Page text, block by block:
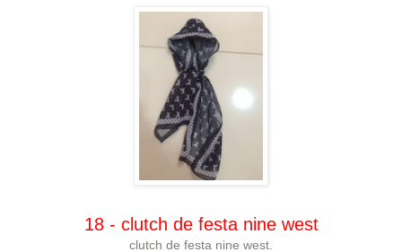
18 - clutch de festa nine west
clutch de festa nine west.